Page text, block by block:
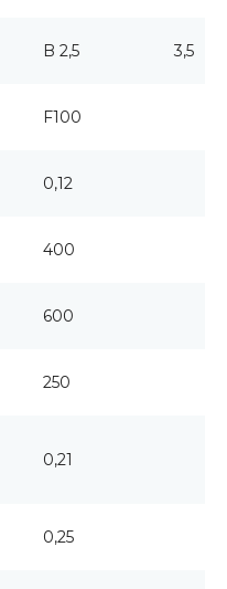
B 2,5 3,5
F100
0,12
400
600
250
0,21
0,25